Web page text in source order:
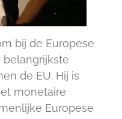
bij de Europese
belangrijkste
de EU. Hij is
monetaire
Europese